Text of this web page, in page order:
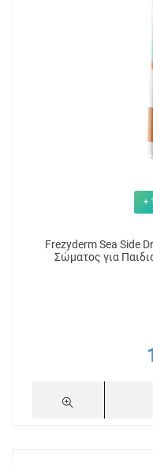
+
Frezyderm Sea Side
Σώματος για